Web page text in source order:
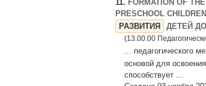
11. FORMATION OF
PRESCHOOL
РАЗВИТИЯ
ДЕТЕЙ
(13.00.00
... педагогического
основой для
способствует ...